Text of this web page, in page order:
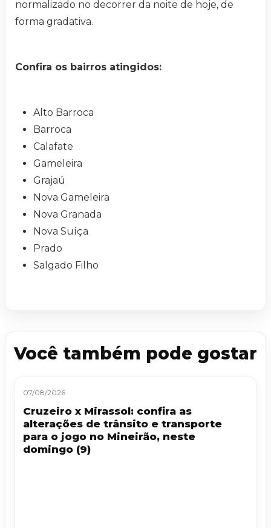
normalizado no decorrer da noite de hoje, de
forma gradativa.
Confira os bairros atingidos:
Alto Barroca
Barroca
Calafate
Gameleira
Grajaú
Nova Gameleira
Nova Granada
Nova Suíça
Prado
Salgado Filho
Você também pode gostar
07/08/2026
Cruzeiro x Mirassol: confira as
alterações de trânsito e transporte
para o jogo no Mineirão, neste
domingo (9)